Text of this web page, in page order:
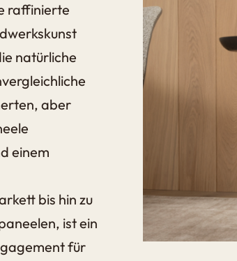
raffinierte
natürliche
aber
einem
bis hin zu
ist ein
für